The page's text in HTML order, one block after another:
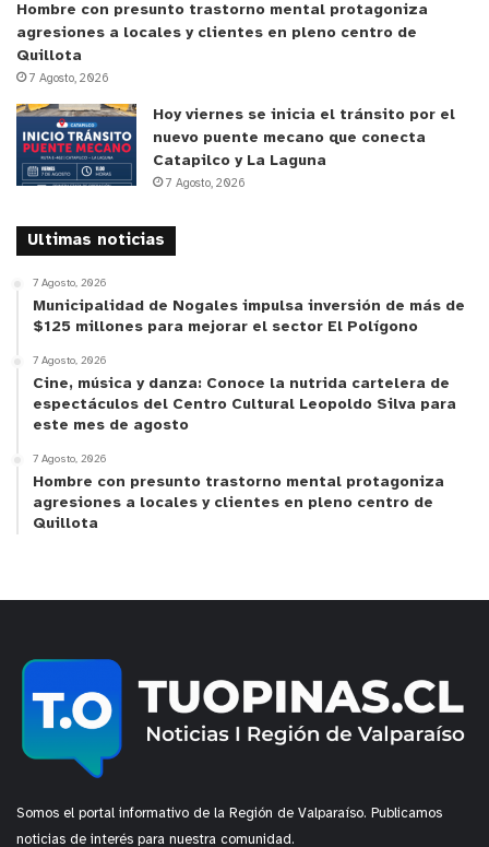
Hombre con presunto trastorno mental protagoniza
agresiones a locales y clientes en pleno centro de
Quillota
7 Agosto, 2026
Hoy viernes se inicia el tránsito por el
nuevo puente mecano que conecta
Catapilco y La Laguna
7 Agosto, 2026
Ultimas noticias
7 Agosto, 2026
Municipalidad de Nogales impulsa inversión de más de
$125 millones para mejorar el sector El Polígono
7 Agosto, 2026
Cine, música y danza: Conoce la nutrida cartelera de
espectáculos del Centro Cultural Leopoldo Silva para
este mes de agosto
7 Agosto, 2026
Hombre con presunto trastorno mental protagoniza
agresiones a locales y clientes en pleno centro de
Quillota
Somos el portal informativo de la Región de Valparaíso. Publicamos
noticias de interés para nuestra comunidad.